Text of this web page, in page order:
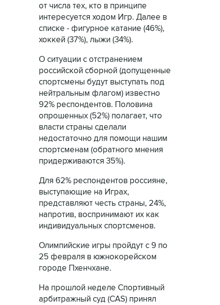
от числа тех, кто в принципе
интересуется ходом Игр. Далее в
списке - фигурное катание (46%),
хоккей (37%), лыжи (34%).
О ситуации с отстранением
российской сборной (допущенные
спортсмены будут выступать под
нейтральным флагом) известно
92% респондентов. Половина
опрошенных (52%) полагает, что
власти страны сделали
недостаточно для помощи нашим
спортсменам (обратного мнения
придерживаются 35%).
Для 62% респондентов россияне,
выступающие на Играх,
представляют честь страны, 24%,
напротив, воспринимают их как
индивидуальных спортсменов.
Олимпийские игры пройдут с 9 по
25 февраля в южнокорейском
городе Пхенчхане.
На прошлой неделе Спортивный
арбитражный суд (CAS) принял